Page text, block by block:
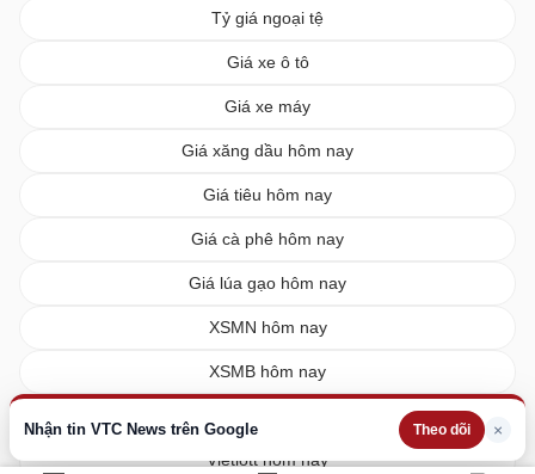
Nhận tin VTC News trên Google Theo dõi ×
Tỷ giá ngoại tệ
Giá xe ô tô
Giá xe máy
Giá xăng dầu hôm nay
Giá tiêu hôm nay
Giá cà phê hôm nay
Giá lúa gạo hôm nay
XSMN hôm nay
XSMB hôm nay
Vietlott hôm nay